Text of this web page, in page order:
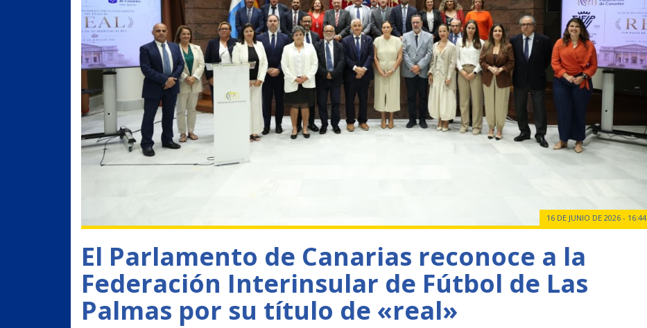
16 DE JUNIO DE 2026 - 16:44
El Parlamento de Canarias reconoce a la
Federación Interinsular de Fútbol de Las
Palmas por su título de «real»